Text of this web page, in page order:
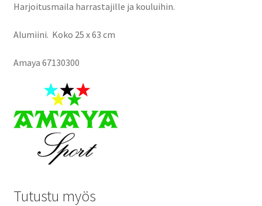
Harjoitusmaila harrastajille ja kouluihin.
Alumiini. Koko 25 x 63 cm
Amaya 67130300
Tutustu myös